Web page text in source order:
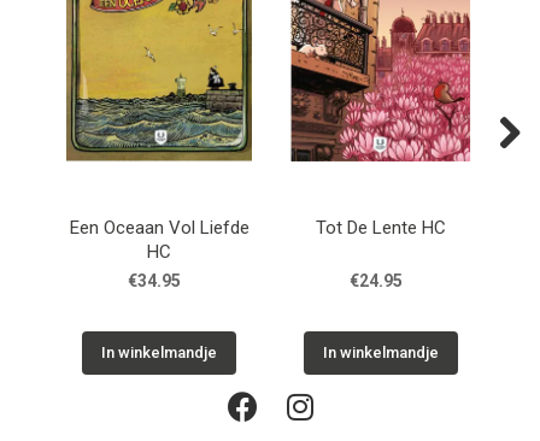
Een Oceaan Vol Liefde
HC
€34.95
In winkelmandje
Tot De Lente HC
€24.95
In winkelmandje